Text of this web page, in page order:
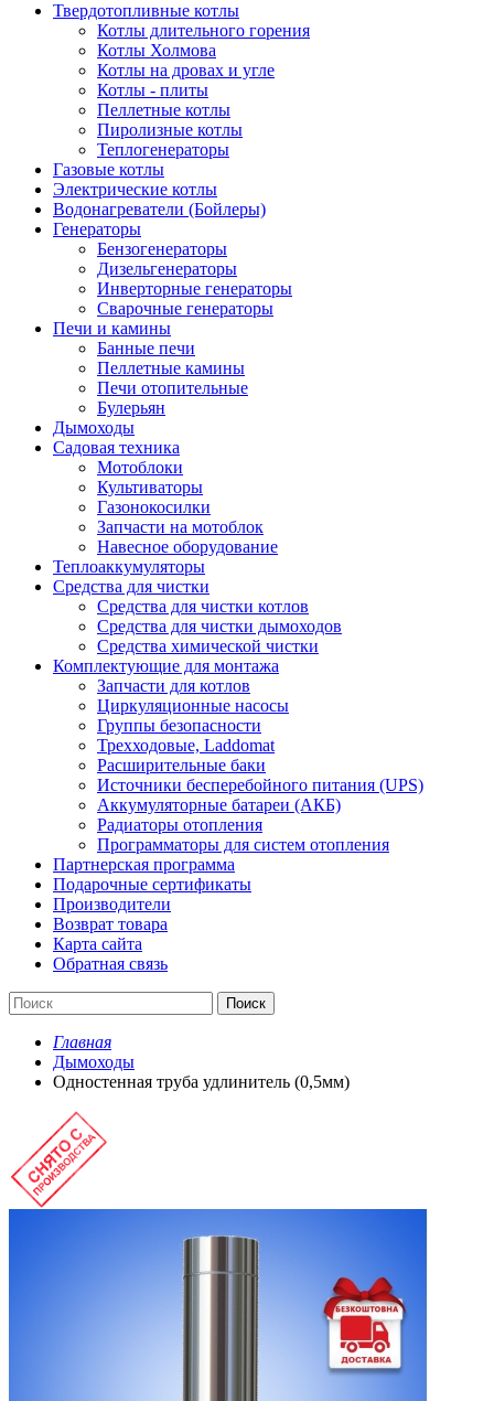
Твердотопливные котлы
Котлы длительного горения
Котлы Холмова
Котлы на дровах и угле
Котлы - плиты
Пеллетные котлы
Пиролизные котлы
Теплогенераторы
Газовые котлы
Электрические котлы
Водонагреватели (Бойлеры)
Генераторы
Бензогенераторы
Дизельгенераторы
Инверторные генераторы
Сварочные генераторы
Печи и камины
Банные печи
Пеллетные камины
Печи отопительные
Булерьян
Дымоходы
Садовая техника
Мотоблоки
Культиваторы
Газонокосилки
Запчасти на мотоблок
Навесное оборудование
Теплоаккумуляторы
Средства для чистки
Средства для чистки котлов
Средства для чистки дымоходов
Средства химической чистки
Комплектующие для монтажа
Запчасти для котлов
Циркуляционные насосы
Группы безопасности
Трехходовые, Laddomat
Расширительные баки
Источники бесперебойного питания (UPS)
Аккумуляторные батареи (АКБ)
Радиаторы отопления
Программаторы для систем отопления
Партнерская программа
Подарочные сертификаты
Производители
Возврат товара
Карта сайта
Обратная связь
Поиск
Главная
Дымоходы
Одностенная труба удлинитель (0,5мм)